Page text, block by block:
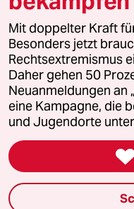
© 2026 taz Verlags und
Alle Rechte vorbehalten. Bei
wenden Sie sich bitte an
Feedback
Leitlinie Informant
Seitenwende
Mit doppelter Kraft
Besonders jetzt
Rechtsextremismus
Daher gehen 50
Neuanmeldungen an
eine Kampagne, die
und Jugendorte